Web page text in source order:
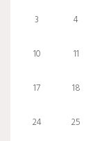
3 4
10 11
17 18
24 25